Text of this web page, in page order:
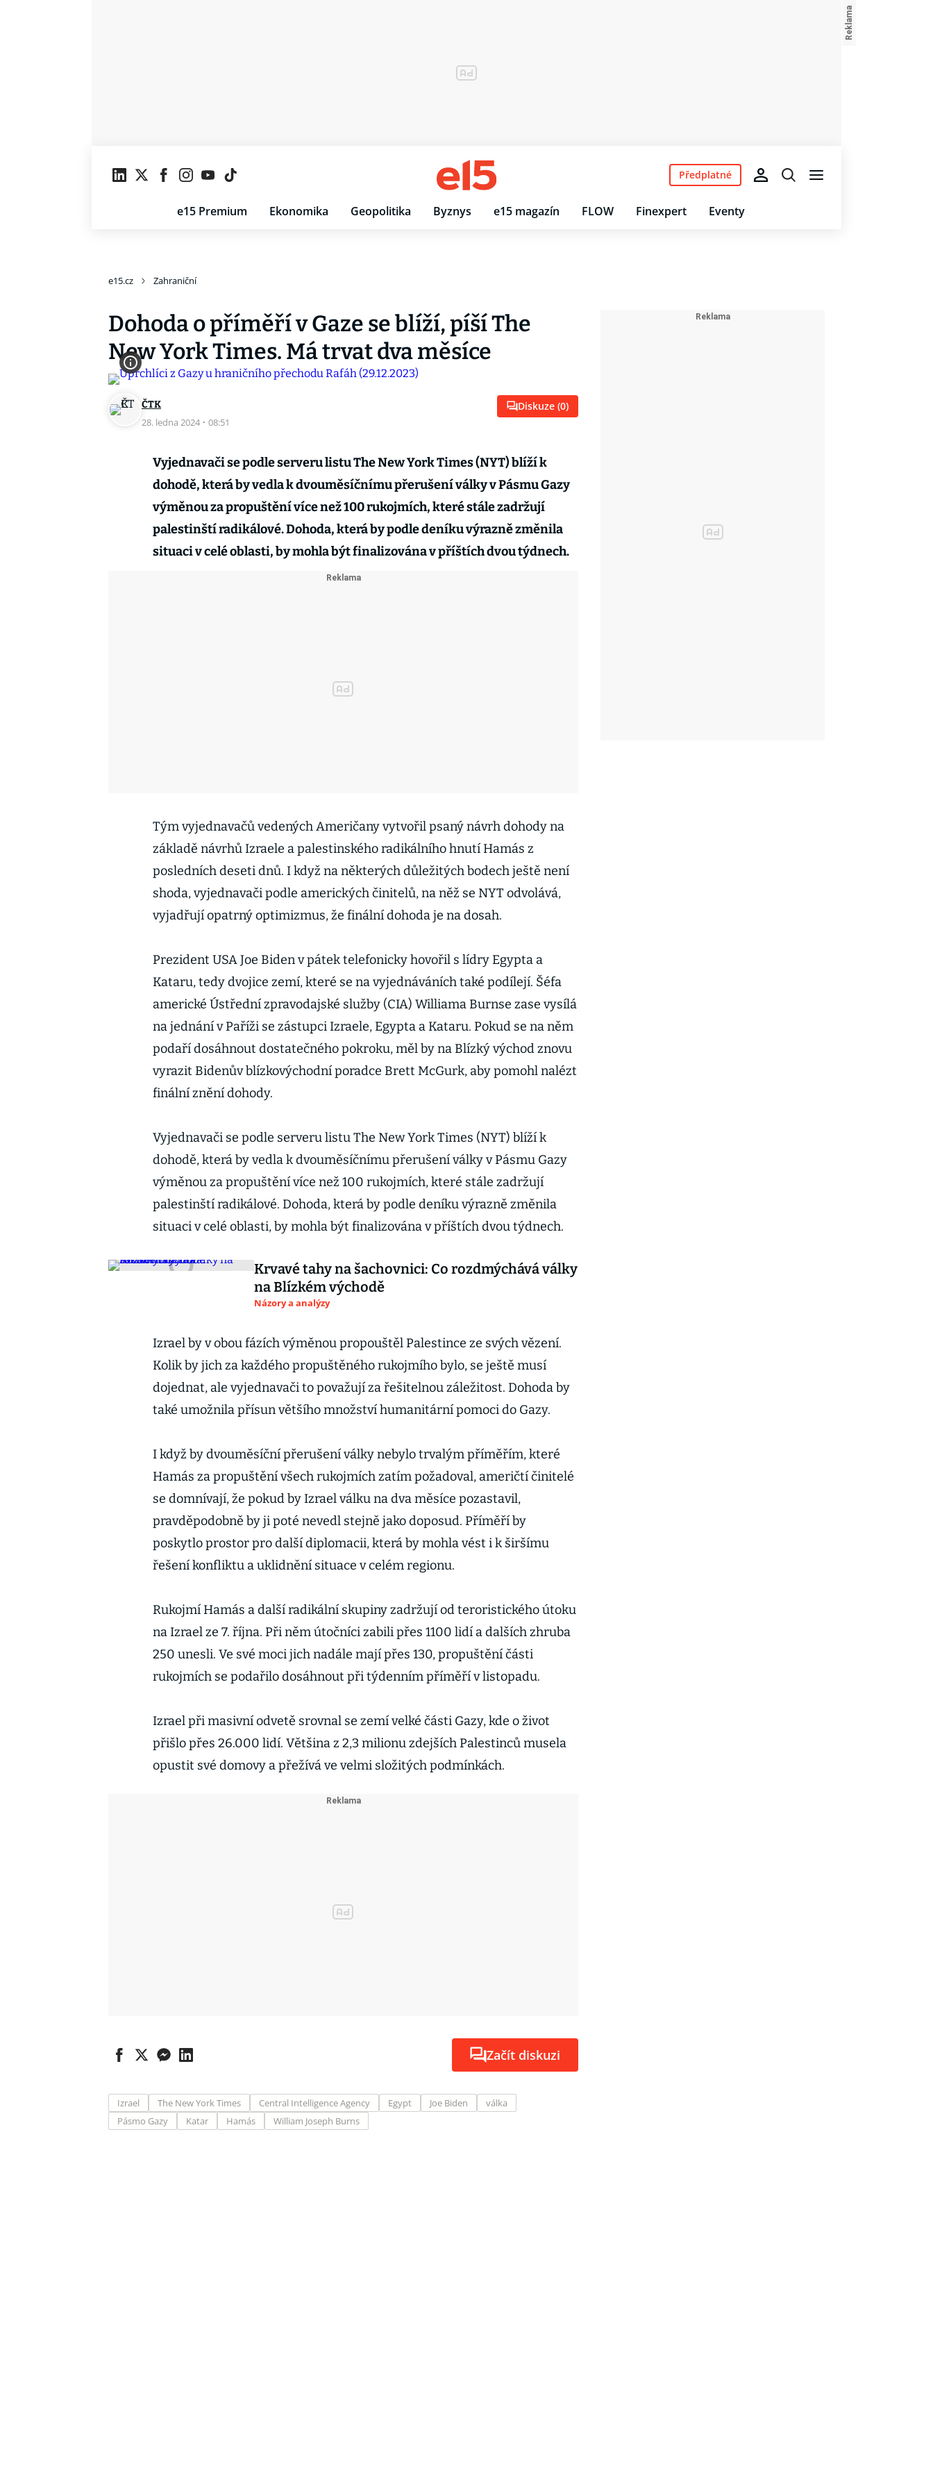
e15 Premium Ekonomika Geopolitika Byznys e15 magazín FLOW Finexpert Eventy
Předplatné
e15.cz Zahraniční
Dohoda o příměří v Gaze se blíží, píší The
New York Times. Má trvat dva měsíce
ČTK
28. ledna 2024 · 08:51
Diskuze (0)
Vyjednavači se podle serveru listu The New York Times (NYT) blíží k
dohodě, která by vedla k dvouměsíčnímu přerušení války v Pásmu Gazy
výměnou za propuštění více než 100 rukojmích, které stále zadržují
palestinští radikálové. Dohoda, která by podle deníku výrazně změnila
situaci v celé oblasti, by mohla být finalizována v příštích dvou týdnech.
Tým vyjednavačů vedených Američany vytvořil psaný návrh dohody na
základě návrhů Izraele a palestinského radikálního hnutí Hamás z
posledních deseti dnů. I když na některých důležitých bodech ještě není
shoda, vyjednavači podle amerických činitelů, na něž se NYT odvolává,
vyjadřují opatrný optimizmus, že finální dohoda je na dosah.
Prezident USA Joe Biden v pátek telefonicky hovořil s lídry Egypta a
Kataru, tedy dvojice zemí, které se na vyjednáváních také podílejí. Šéfa
americké Ústřední zpravodajské služby (CIA) Williama Burnse zase vysílá
na jednání v Paříži se zástupci Izraele, Egypta a Kataru. Pokud se na něm
podaří dosáhnout dostatečného pokroku, měl by na Blízký východ znovu
vyrazit Bidenův blízkovýchodní poradce Brett McGurk, aby pomohl nalézt
finální znění dohody.
Vyjednavači se podle serveru listu The New York Times (NYT) blíží k
dohodě, která by vedla k dvouměsíčnímu přerušení války v Pásmu Gazy
výměnou za propuštění více než 100 rukojmích, které stále zadržují
palestinští radikálové. Dohoda, která by podle deníku výrazně změnila
situaci v celé oblasti, by mohla být finalizována v příštích dvou týdnech.
Krvavé tahy na šachovnici: Co rozdmýchává války
na Blízkém východě
Názory a analýzy
Izrael by v obou fázích výměnou propouštěl Palestince ze svých vězení.
Kolik by jich za každého propuštěného rukojmího bylo, se ještě musí
dojednat, ale vyjednavači to považují za řešitelnou záležitost. Dohoda by
také umožnila přísun většího množství humanitární pomoci do Gazy.
I když by dvouměsíční přerušení války nebylo trvalým příměřím, které
Hamás za propuštění všech rukojmích zatím požadoval, američtí činitelé
se domnívají, že pokud by Izrael válku na dva měsíce pozastavil,
pravděpodobně by ji poté nevedl stejně jako doposud. Příměří by
poskytlo prostor pro další diplomacii, která by mohla vést i k širšímu
řešení konfliktu a uklidnění situace v celém regionu.
Rukojmí Hamás a další radikální skupiny zadržují od teroristického útoku
na Izrael ze 7. října. Při něm útočníci zabili přes 1100 lidí a dalších zhruba
250 unesli. Ve své moci jich nadále mají přes 130, propuštění části
rukojmích se podařilo dosáhnout při týdenním příměří v listopadu.
Izrael při masivní odvetě srovnal se zemí velké části Gazy, kde o život
přišlo přes 26.000 lidí. Většina z 2,3 milionu zdejších Palestinců musela
opustit své domovy a přežívá ve velmi složitých podmínkách.
Začít diskuzi
Izrael The New York Times Central Intelligence Agency Egypt Joe Biden
válka
Pásmo Gazy
Katar Hamás William Joseph Burns